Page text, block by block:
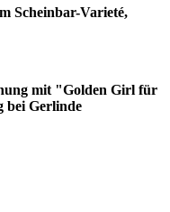
Scheinbar-Varieté,
mit "Golden Girl für
bei Gerlinde